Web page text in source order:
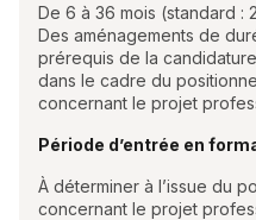
De 6 à 36 mois (standard :
Des aménagements de
prérequis de la
dans le cadre du
concernant le projet
Période d’entrée en
À déterminer à l’issue du
concernant le projet